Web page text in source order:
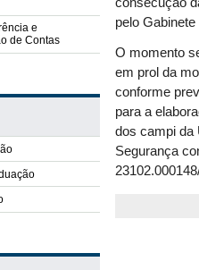
e
de Contas
consecução
pelo
O momento
em prol da
conforme
para a
dos campi da
Segurança